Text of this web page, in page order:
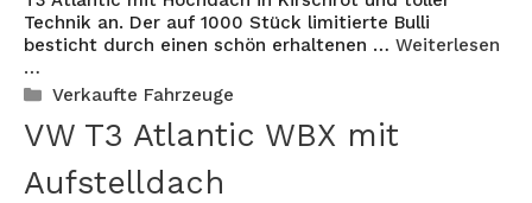
Technik an. Der auf 1000 Stück limitierte Bulli
besticht durch einen schön erhaltenen … Weiterlesen
…
Kategorien
Verkaufte Fahrzeuge
VW T3 Atlantic WBX mit
Aufstelldach